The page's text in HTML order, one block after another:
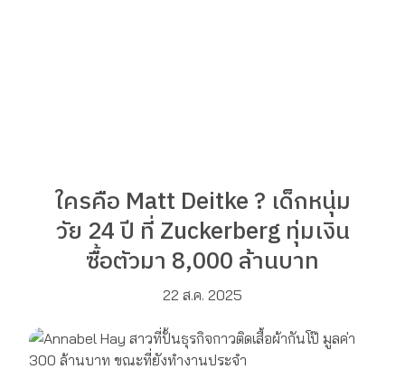
ใครคือ Matt Deitke ? เด็กหนุ่ม
วัย 24 ปี ที่ Zuckerberg ทุ่มเงิน
ซื้อตัวมา 8,000 ล้านบาท
22 ส.ค. 2025